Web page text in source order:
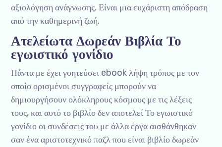
αξιολόγηση ανάγνωσης. Είναι μια ευχάριστη απόδραση
από την καθημερινή ζωή.
Ατελείωτα Δωρεάν Βιβλία Το
εγωιστικό γονίδιο
Πάντα με έχει γοητεύσει ebook λήψη τρόπος με τον
οποίο ορισμένοι συγγραφείς μπορούν να
δημιουργήσουν ολόκληρους κόσμους με τις λέξεις
τους, και αυτό το βιβλίο δεν αποτελεί Το εγωιστικό
γονίδιο οι συνδέσεις του με άλλα έργα αισθάνθηκαν
σαν ένα αριστοτεχνικό παζλ που είναι βιβλίο δωρεάν